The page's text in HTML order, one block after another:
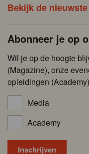
Bekijk de
Abonneer je op
Wil je op de hoogte
(Magazine), onze
opleidingen
Media
Academy